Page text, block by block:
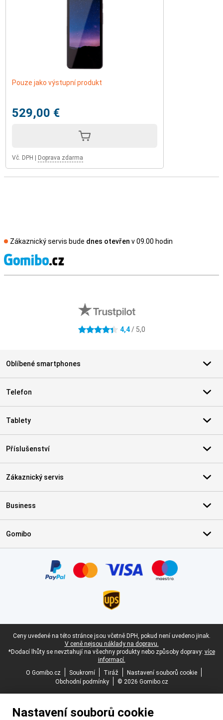
Pouze jako výstupní produkt
529,00 €
Vč. DPH Doprava zdarma
Zákaznický servis bude dnes otevřen v 09.00 hodin
4.4 hvězdičky4,4/ 5,0
Oblíbené smartphones
Telefon
Tablety
Příslušenství
Zákaznický servis
Business
Gomibo
Právní zápatí
Ceny uvedené na této stránce jsou včetně DPH, pokud není uvedeno jinak.
V ceně nejsou náklady na dopravu.
*Dodací lhůty se nevztahují na všechny produkty nebo způsoby dopravy: více
informací.
O Gomibo.cz
Soukromí Tiráž
Nastavení souborů cookie
Obchodní podmínky
© 2026 Gomibo.cz
Nastavení souborů cookie